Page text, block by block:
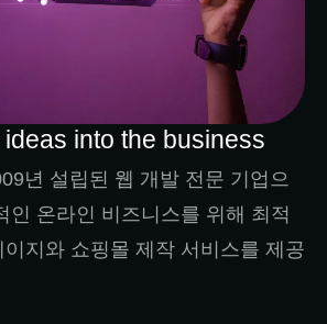
into the business
년 설립된 웹 개발 전문 기업으
인 온라인 비즈니스를 위해 최적
지와 쇼핑몰 제작 서비스를 제공